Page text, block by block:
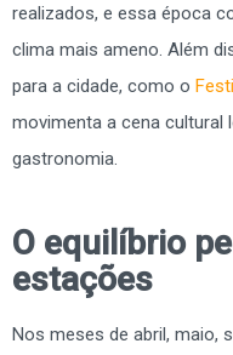
realizados, e essa época
clima mais ameno. Além
para a cidade, como o
movimenta a cena cultural
gastronomia.
O equilíbrio
estações
Nos meses de abril, maio,